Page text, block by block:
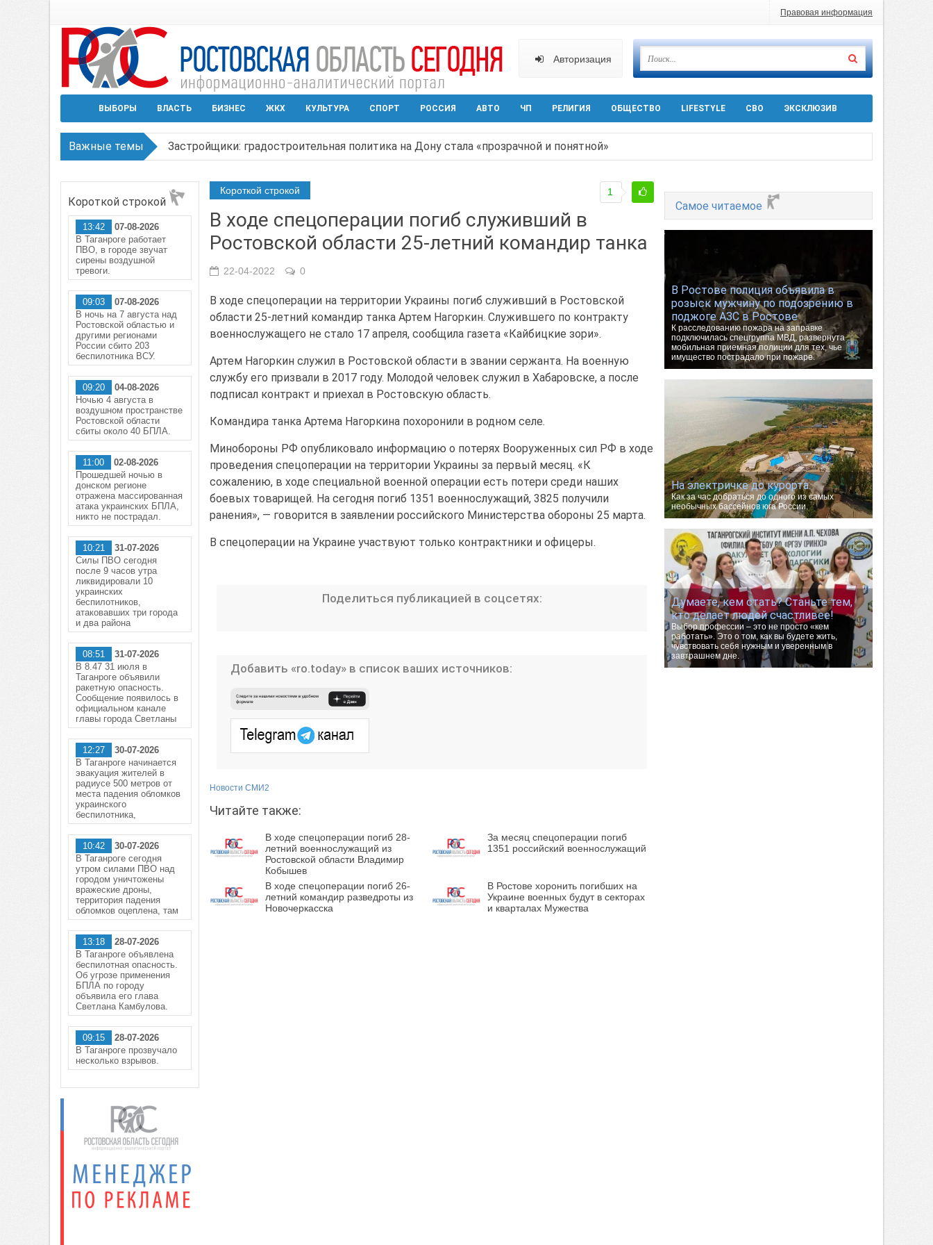
Правовая информация
Авторизация
ВЫБОРЫ ВЛАСТЬ БИЗНЕС ЖКХ КУЛЬТУРА СПОРТ РОССИЯ АВТО ЧП РЕЛИГИЯ ОБЩЕСТВО LIFESTYLE СВО ЭКСКЛЮЗИВ
Важные темы Застройщики: градостроительная политика на Дону стала «прозрачной и понятной»
В Чеховской библиотеке Таганрога открылась выставка посткроссинга
В Ростове задержан подозреваемый в ночном поджоге — сгорела АЗС и около двух десятков машин
Среди детей, ставших жертвами вражеской атаки в Геленжике, два малыша из Шахт
Короткой строкой
В ходе спецоперации погиб служивший в
Ростовской области 25-летний командир танка
1
22-04-2022 0
В ходе спецоперации на территории Украины погиб служивший в Ростовской
области 25-летний командир танка Артем Нагоркин. Служившего по контракту
военнослужащего не стало 17 апреля, сообщила газета «Кайбицкие зори».
Артем Нагоркин служил в Ростовской области в звании сержанта. На военную
службу его призвали в 2017 году. Молодой человек служил в Хабаровске, а после
подписал контракт и приехал в Ростовскую область.
Командира танка Артема Нагоркина похоронили в родном селе.
Минобороны РФ опубликовало информацию о потерях Вооруженных сил РФ в ходе
проведения спецоперации на территории Украины за первый месяц. «К
сожалению, в ходе специальной военной операции есть потери среди наших
боевых товарищей. На сегодня погиб 1351 военнослужащий, 3825 получили
ранения», — говорится в заявлении российского Министерства обороны 25 марта.
В спецоперации на Украине участвуют только контрактники и офицеры.
Поделиться публикацией в соцсетях:
Добавить «ro.today» в список ваших источников:
Новости СМИ2
Читайте также:
В ходе спецоперации погиб 28-
летний военнослужащий из
Ростовской области Владимир
Кобышев
За месяц спецоперации погиб
1351 российский военнослужащий
В ходе спецоперации погиб 26-
летний командир разведроты из
Новочеркасска
В Ростове хоронить погибших на
Украине военных будут в секторах
и кварталах Мужества
Самое читаемое
В Ростове полиция объявила в
розыск мужчину по подозрению в
поджоге АЗС в Ростове
К расследованию пожара на заправке
подключилась спецгруппа МВД, развернута
мобильная приемная полиции для тех, чье
имущество пострадало при пожаре.
На электричке до курорта.
Как за час добраться до одного из самых
необычных бассейнов юга России.
Думаете, кем стать? Станьте тем,
кто делает людей счастливее!
Выбор профессии – это не просто «кем
работать». Это о том, как вы будете жить,
чувствовать себя нужным и уверенным в
завтрашнем дне.
Короткой строкой
13:42
07-08-2026
В Таганроге работает
ПВО, в городе звучат
сирены воздушной
тревоги.
09:03
07-08-2026
В ночь на 7 августа над
Ростовской областью и
другими регионами
России сбито 203
беспилотника ВСУ.
09:20
04-08-2026
Ночью 4 августа в
воздушном пространстве
Ростовской области
сбиты около 40 БПЛА.
11:00
02-08-2026
Прошедшей ночью в
донском регионе
отражена массированная
атака украинских БПЛА,
никто не пострадал.
10:21
31-07-2026
Силы ПВО сегодня
после 9 часов утра
ликвидировали 10
украинских
беспилотников,
атаковавших три города
и два района
08:51
31-07-2026
В 8.47 31 июля в
Таганроге объявили
ракетную опасность.
Сообщение появилось в
официальном канале
главы города Светланы
12:27
30-07-2026
В Таганроге начинается
эвакуация жителей в
радиусе 500 метров от
места падения обломков
украинского
беспилотника,
10:42
30-07-2026
В Таганроге сегодня
утром силами ПВО над
городом уничтожены
вражеские дроны,
территория падения
обломков оцеплена, там
13:18
28-07-2026
В Таганроге объявлена
беспилотная опасность.
Об угрозе применения
БПЛА по городу
объявила его глава
Светлана Камбулова.
09:15
28-07-2026
В Таганроге прозвучало
несколько взрывов.